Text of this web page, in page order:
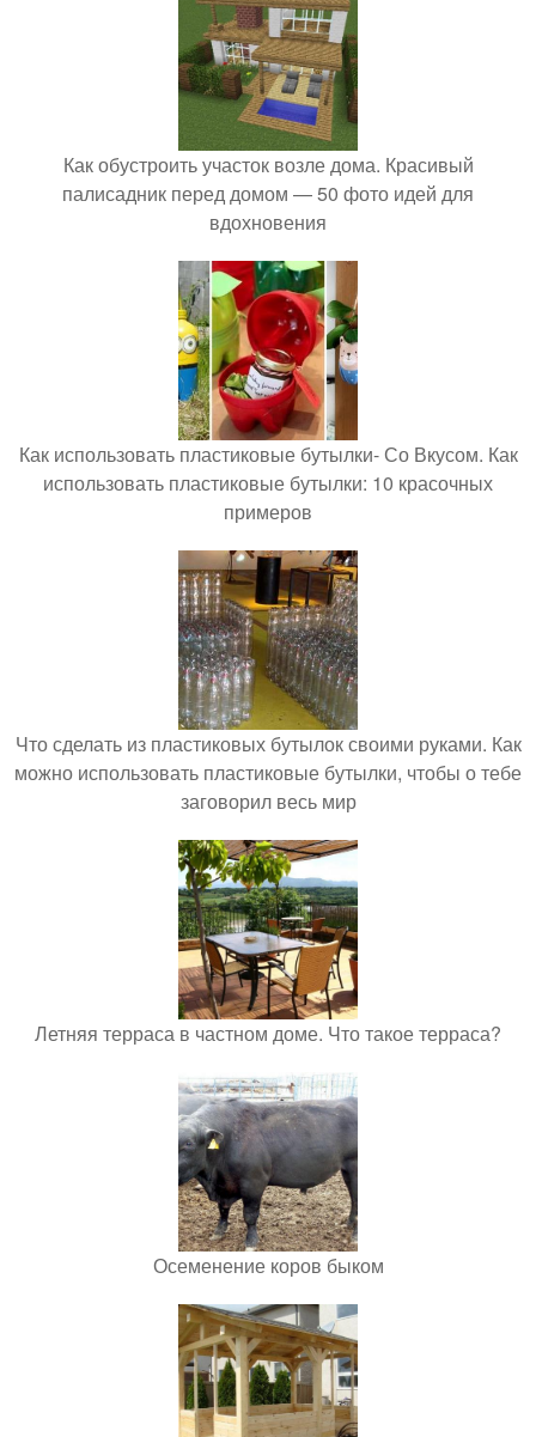
Как обустроить участок возле дома. Красивый
палисадник перед домом — 50 фото идей для
вдохновения
Как использовать пластиковые бутылки- Со Вкусом. Как
использовать пластиковые бутылки: 10 красочных
примеров
Что сделать из пластиковых бутылок своими руками. Как
можно использовать пластиковые бутылки, чтобы о тебе
заговорил весь мир
Летняя терраса в частном доме. Что такое терраса?
Осеменение коров быком